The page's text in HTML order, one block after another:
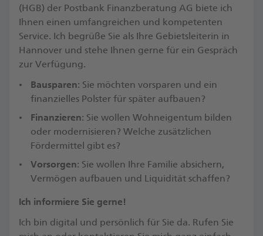
(HGB) der Postbank Finanzberatung AG biete ich
Ihnen einen umfangreichen und kompetenten
Service. Ich begrüße Sie als Ihre Gebietsleiterin in
Hannover und stehe Ihnen gerne für ein Gespräch
zur Verfügung.​
Bausparen: Sie möchten vorsparen und ein
finanzielles Polster für später aufbauen?
Finanzieren: Sie wollen Wohneigentum bilden
oder modernisieren? Welche zusätzlichen
Fördermittel gibt es?​
Vorsorgen: Sie wollen Ihre Familie absichern,
Vermögen aufbauen und Liquidität schaffen?
​Ich informiere Sie gerne!
Ich bin digital und persönlich für Sie da. Rufen Sie